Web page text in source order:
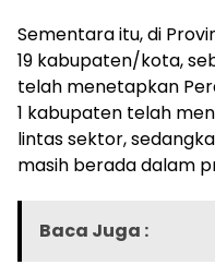
Sementara itu, di
19 kabupaten/kota,
telah menetapkan
1 kabupaten telah
lintas sektor,
masih berada dalam
Baca Juga :